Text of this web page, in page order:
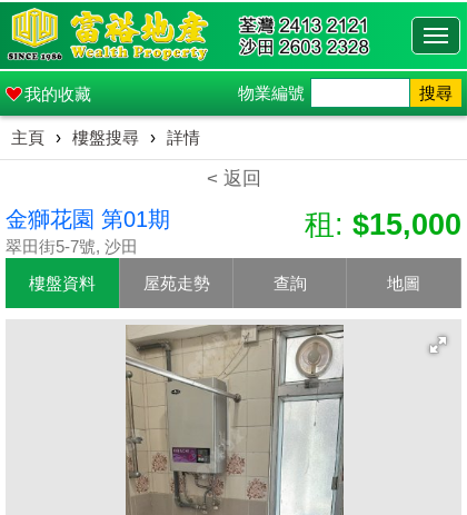
我的收藏 物業編號 搜尋
主頁 › 樓盤搜尋 › 詳情
< 返回
金獅花園 第01期
翠田街5-7號, 沙田
租: $15,000
樓盤資料 屋苑走勢 查詢 地圖